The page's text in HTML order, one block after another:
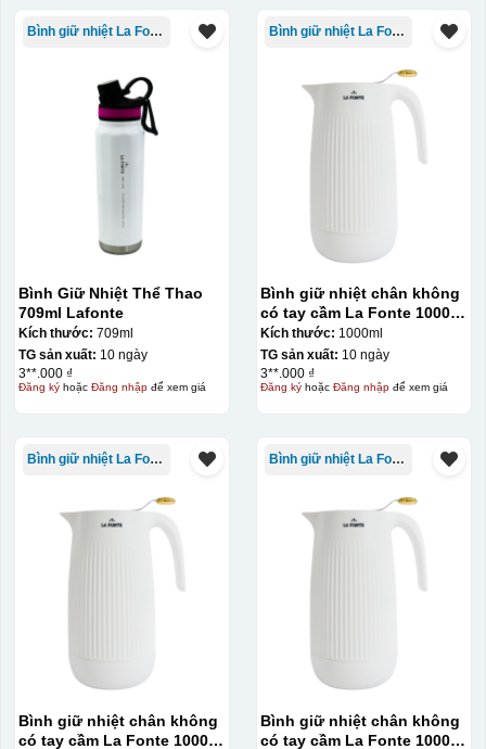
Kiểu hộp:
Hộp xi ấm chén
Bình giữ nhiệt La Fonte
Bình Giữ Nhiệt Thể Thao
709ml Lafonte
Kích thước: 709ml
TG sản xuất: 10 ngày
3**.000 ₫
Đăng kýhoặc Đăng nhậpđể xem giá
Bình giữ nhiệt La Fonte
Bình giữ nhiệt chân không
có tay cầm La Fonte 1000ml
– 011655
Kích thước: 1000ml
TG sản xuất: 10 ngày
3**.000 ₫
Đăng kýhoặc Đăng nhậpđể xem giá
Bình giữ nhiệt La Fonte
Bình giữ nhiệt chân không
có tay cầm La Fonte 1000ml
Bình giữ nhiệt La Fonte
Bình giữ nhiệt chân không
có tay cầm La Fonte 1000ml